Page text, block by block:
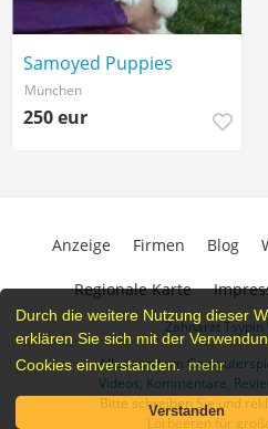
Durch die weitere Nutzung dieser
erklären Sie sich mit der
Cookies einverstanden. mehr
Verstanden
Samoyed Puppies
München
250 eur
Zahnarzt Tsypin
Alles rund um
Videos, Kommentare,
Bitte schreiben Sie und
Lorbeeren für
Anzeige Firmen Blog
Regionale Karte